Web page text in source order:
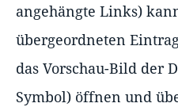
angehängte Links)
übergeordneten
das Vorschau-Bild der
Symbol) öffnen und